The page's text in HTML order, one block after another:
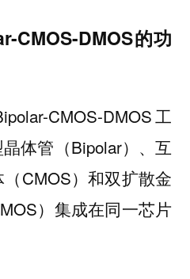
CMOS-DMOS的功
CMOS-DMOS工
体管（Bipolar）、互
CMOS）和双扩散金
）集成在同一芯片